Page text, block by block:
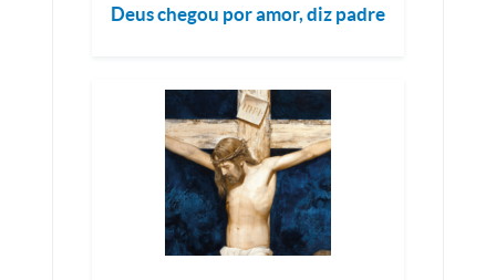
Deus chegou por amor, diz padre